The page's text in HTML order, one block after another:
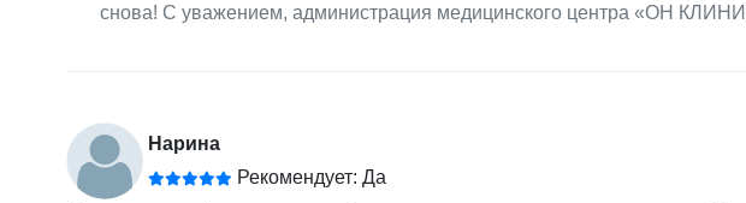
снова! С уважением, администрация медицинского центра «ОН
Нарина
Рекомендует: Да